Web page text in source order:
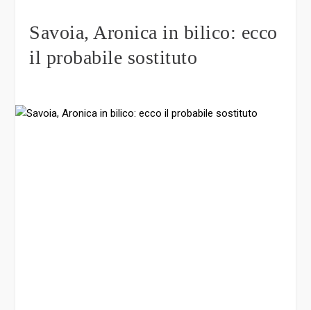
Savoia, Aronica in bilico: ecco
il probabile sostituto